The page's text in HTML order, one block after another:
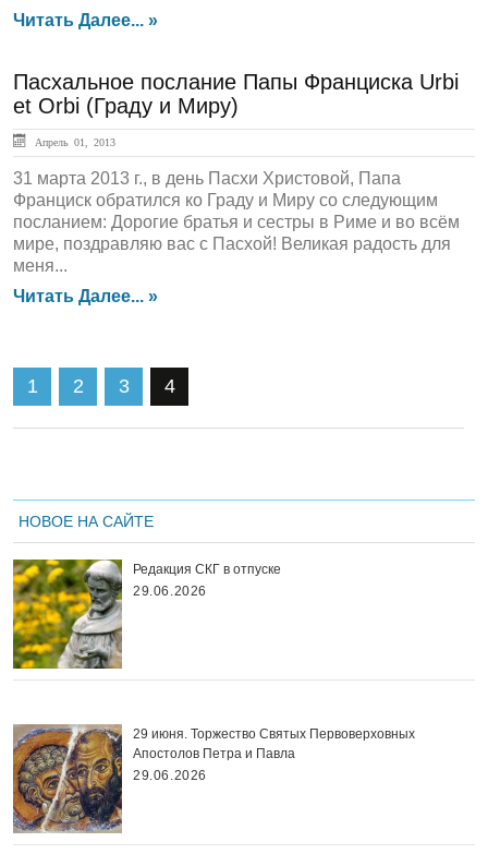
Читать Далее... »
Пасхальное послание Папы Франциска Urbi
et Orbi (Граду и Миру)
Апрель 01, 2013
31 марта 2013 г., в день Пасхи Христовой, Папа
Франциск обратился ко Граду и Миру со следующим
посланием: Дорогие братья и сестры в Риме и во всём
мире, поздравляю вас с Пасхой! Великая радость для
меня...
Читать Далее... »
1 2 3 4
НОВОЕ НА САЙТЕ
Редакция СКГ в отпуске
29.06.2026
29 июня. Торжество Святых Первоверховных
Апостолов Петра и Павла
29.06.2026